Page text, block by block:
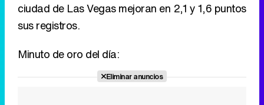
ciudad de Las Vegas mejoran en 2,1 y 1,6 puntos
sus registros.
Minuto de oro del día:
Eliminar anuncios